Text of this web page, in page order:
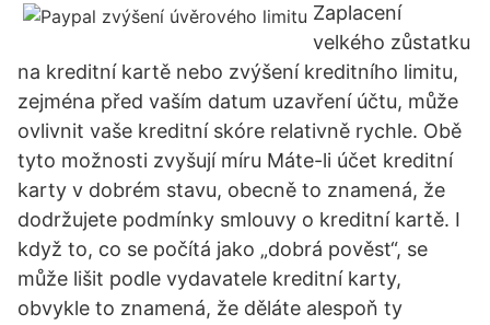
Zaplacení
velkého zůstatku
na kreditní kartě nebo zvýšení kreditního limitu,
zejména před vaším datum uzavření účtu, může
ovlivnit vaše kreditní skóre relativně rychle. Obě
tyto možnosti zvyšují míru Máte-li účet kreditní
karty v dobrém stavu, obecně to znamená, že
dodržujete podmínky smlouvy o kreditní kartě. I
když to, co se počítá jako „dobrá pověst“, se
může lišit podle vydavatele kreditní karty,
obvykle to znamená, že děláte alespoň ty